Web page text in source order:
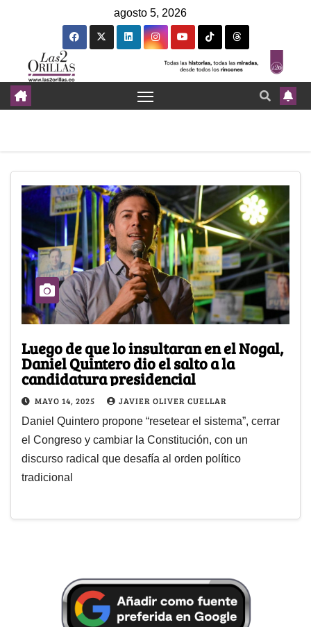
agosto 5, 2026
Luego de que lo insultaran en el Nogal,
Daniel Quintero dio el salto a la
candidatura presidencial
MAYO 14, 2025 JAVIER OLIVER CUELLAR
Daniel Quintero propone “resetear el sistema”, cerrar
el Congreso y cambiar la Constitución, con un
discurso radical que desafía al orden político
tradicional